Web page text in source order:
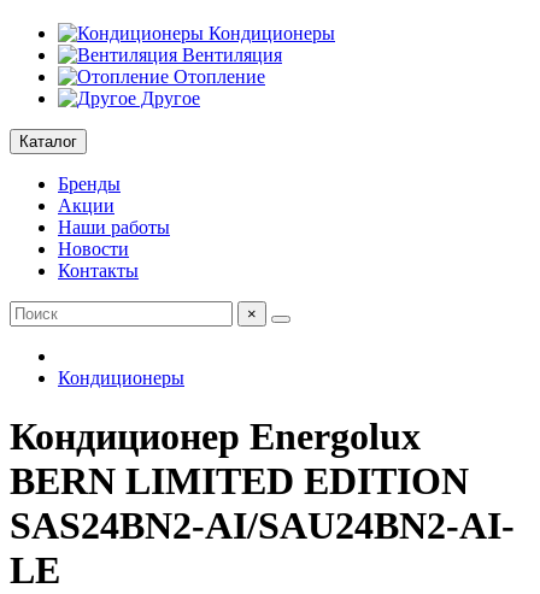
Кондиционеры
Вентиляция
Отопление
Другое
Каталог
Бренды
Акции
Наши работы
Новости
Контакты
×
Кондиционеры
Кондиционер Energolux
BERN LIMITED EDITION
SAS24BN2-AI/SAU24BN2-AI-
LE